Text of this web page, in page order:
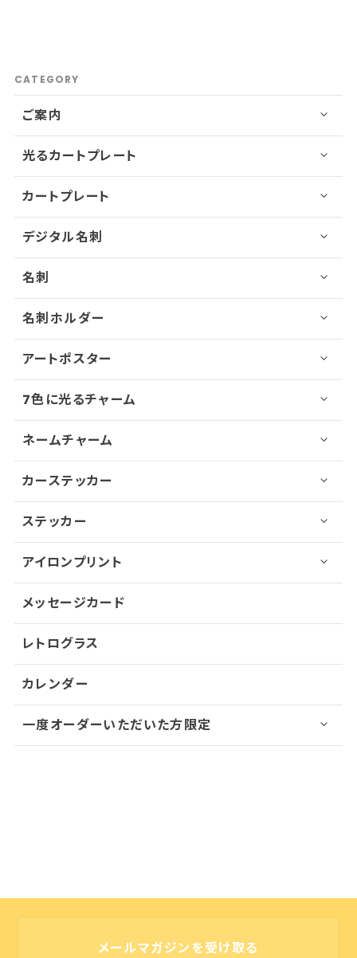
CATEGORY
ご案内
光るカートプレート
カートプレート
デジタル名刺
名刺
名刺ホルダー
アートポスター
7色に光るチャーム
ネームチャーム
カーステッカー
ステッカー
アイロンプリント
メッセージカード
レトログラス
カレンダー
一度オーダーいただいた方限定
メールマガジンを受け取る